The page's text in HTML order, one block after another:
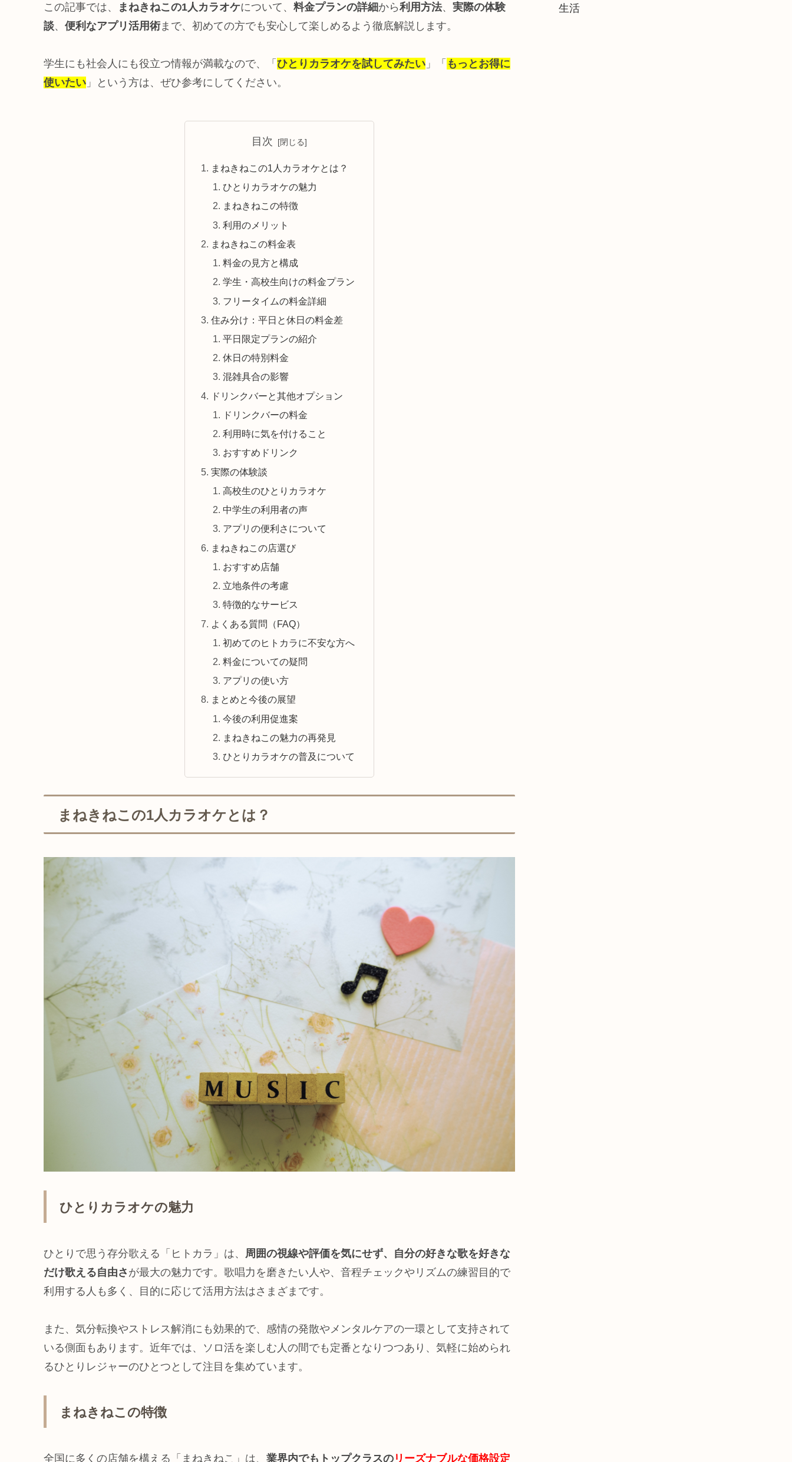
この記事では、 まねきねこの1人カラオケについて、 料金プランの詳細から利用方法、 実際の体験
談、 便利なアプリ活用術 まで、初めての方でも安心して楽しめるよう徹底解説します。
学生にも社会人にも役立つ情報が満載なので、「 ひとりカラオケを試してみたい 」「 もっとお得に
使いたい 」という方は、ぜひ参考にしてください。
目次
まねきねこの1人カラオケとは？
ひとりカラオケの魅力
まねきねこの特徴
利用のメリット
まねきねこの料金表
料金の見方と構成
学生・高校生向けの料金プラン
フリータイムの料金詳細
住み分け：平日と休日の料金差
平日限定プランの紹介
休日の特別料金
混雑具合の影響
ドリンクバーと其他オプション
ドリンクバーの料金
利用時に気を付けること
おすすめドリンク
実際の体験談
高校生のひとりカラオケ
中学生の利用者の声
アプリの便利さについて
まねきねこの店選び
おすすめ店舗
立地条件の考慮
特徴的なサービス
よくある質問（FAQ）
初めてのヒトカラに不安な方へ
料金についての疑問
アプリの使い方
まとめと今後の展望
今後の利用促進案
まねきねこの魅力の再発見
ひとりカラオケの普及について
まねきねこの1人カラオケとは？
ひとりカラオケの魅力
ひとりで思う存分歌える「ヒトカラ」は、 周囲の視線や評価を気にせず、自分の好きな歌を好きな
だけ歌える自由さ が最大の魅力です。歌唱力を磨きたい人や、音程チェックやリズムの練習目的で
利用する人も多く、目的に応じて活用方法はさまざまです。
また、気分転換やストレス解消にも効果的で、感情の発散やメンタルケアの一環として支持されて
いる側面もあります。近年では、ソロ活を楽しむ人の間でも定番となりつつあり、気軽に始められ
るひとりレジャーのひとつとして注目を集めています。
まねきねこの特徴
全国に多くの店舗を構える「まねきねこ」は、 業界内でもトップクラスの リーズナブルな価格設定
生活